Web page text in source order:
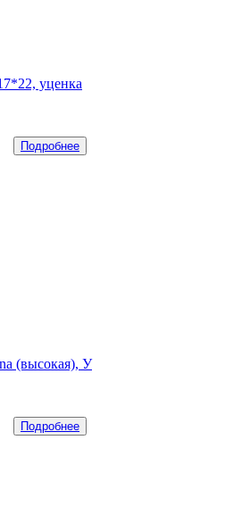
уценка
Подробнее
(высокая), У
Подробнее